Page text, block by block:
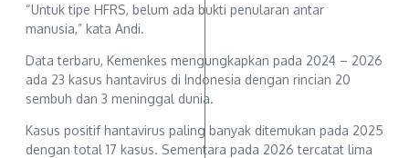
“Untuk tipe HFRS, belum ada bukti penularan antar
manusia,” kata Andi.
Data terbaru, Kemenkes mengungkapkan pada 2024 – 2026
ada 23 kasus hantavirus di Indonesia dengan rincian 20
sembuh dan 3 meninggal dunia.
Kasus positif hantavirus paling banyak ditemukan pada 2025
dengan total 17 kasus. Sementara pada 2026 tercatat lima